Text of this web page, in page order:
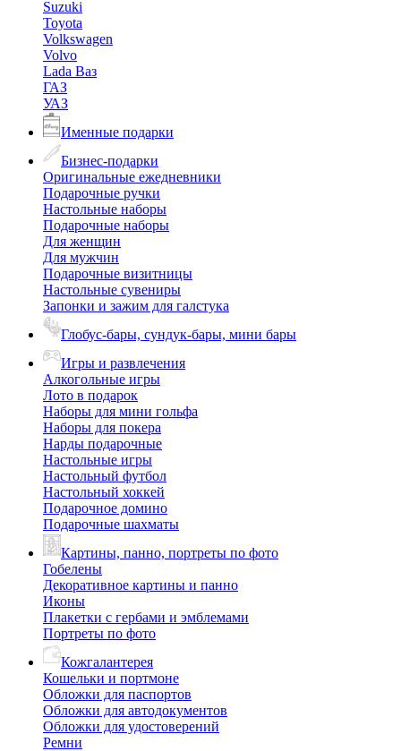
Suzuki
Toyota
Volkswagen
Volvo
Lada Ваз
ГАЗ
УАЗ
Именные подарки
Бизнес-подарки
Оригинальные ежедневники
Подарочные ручки
Настольные наборы
Подарочные наборы
Для женщин
Для мужчин
Подарочные визитницы
Настольные сувениры
Запонки и зажим для галстука
Глобус-бары, сундук-бары, мини бары
Игры и развлечения
Алкогольные игры
Лото в подарок
Наборы для мини гольфа
Наборы для покера
Нарды подарочные
Настольные игры
Настольный футбол
Настольный хоккей
Подарочное домино
Подарочные шахматы
Картины, панно, портреты по фото
Гобелены
Декоративное картины и панно
Иконы
Плакетки с гербами и эмблемами
Портреты по фото
Кожгалантерея
Кошельки и портмоне
Обложки для паспортов
Обложки для автодокументов
Обложки для удостоверений
Ремни